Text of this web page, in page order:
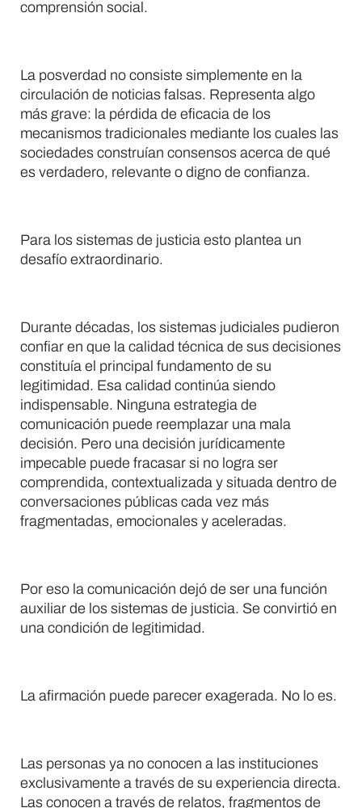
comprensión social.
La posverdad no consiste simplemente en la
circulación de noticias falsas. Representa algo
más grave: la pérdida de eficacia de los
mecanismos tradicionales mediante los cuales las
sociedades construían consensos acerca de qué
es verdadero, relevante o digno de confianza.
Para los sistemas de justicia esto plantea un
desafío extraordinario.
Durante décadas, los sistemas judiciales pudieron
confiar en que la calidad técnica de sus decisiones
constituía el principal fundamento de su
legitimidad. Esa calidad continúa siendo
indispensable. Ninguna estrategia de
comunicación puede reemplazar una mala
decisión. Pero una decisión jurídicamente
impecable puede fracasar si no logra ser
comprendida, contextualizada y situada dentro de
conversaciones públicas cada vez más
fragmentadas, emocionales y aceleradas.
Por eso la comunicación dejó de ser una función
auxiliar de los sistemas de justicia. Se convirtió en
una condición de legitimidad.
La afirmación puede parecer exagerada. No lo es.
Las personas ya no conocen a las instituciones
exclusivamente a través de su experiencia directa.
Las conocen a través de relatos, fragmentos de